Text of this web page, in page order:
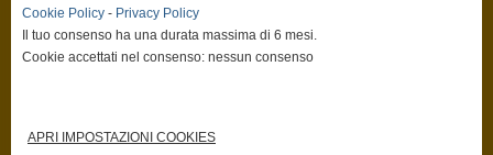
10
Cookie Policy - Privacy Policy
Il tuo consenso ha una durata massima di 6 mesi.
Cookie accettati nel consenso: nessun consenso
APRI IMPOSTAZIONI COOKIES